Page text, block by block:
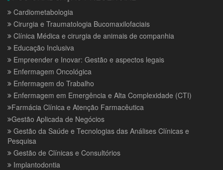
Cardiometabologia
Cirurgia e Traumatologia Bucomaxilofaciais
Clínica Médica e cirurgia de animais de companhia
Educação Inclusiva
Empreender e Inovar: Gestão e aspectos legais
Enfermagem Oncológica
Enfermagem do Trabalho
Enfermagem em Emergência e Alta Complexidade (CTI)
Farmácia Clínica e Atenção Farmacêutica
Gestão Aplicada de Negócios
Gestão da Saúde e Tecnologias das Análises Clínicas e
Pesquisa
Gestão de Clínicas e Consultórios
Implantodontia